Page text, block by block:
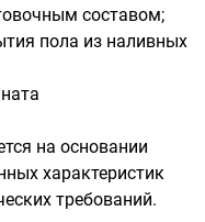
составом;
пола из наливных
на основании
характеристик
требований.